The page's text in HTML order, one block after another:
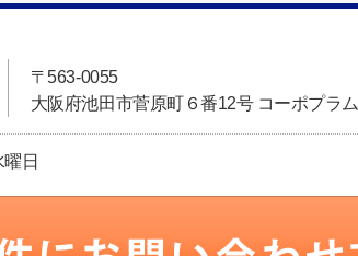
〒563-0055
大阪府池田市菅原町６番12号 コーポプラ
日